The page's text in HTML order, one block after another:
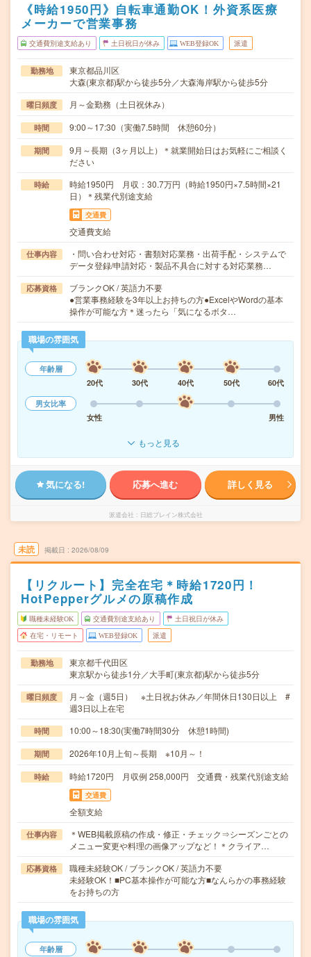
《時給1950円》自転車通勤OK！外資系医療
メーカーで営業事務
交通費別途支給あり 土日祝日が休み WEB登録OK 派遣
勤務地
東京都品川区
大森(東京都)駅から徒歩5分／大森海岸駅から徒歩5分
曜日頻度 月～金勤務（土日祝休み）
時間 9:00～17:30（実働7.5時間 休憩60分）
期間
9月～長期（3ヶ月以上）＊就業開始日はお気軽にご相談く
ださい
時給
時給1950円 月収：30.7万円（時給1950円×7.5時間×21
日）＊残業代別途支給
交通費
交通費支給
仕事内容
・問い合わせ対応・書類対応業務・出荷手配・システムで
データ登録/申請対応・製品不具合に対する対応業務…
応募資格
ブランクOK / 英語力不要
●営業事務経験を3年以上お持ちの方●ExcelやWordの基本
操作が可能な方＊迷ったら「気になるボタ…
職場の雰囲気
年齢層
20代
30代 40代 50代
60代
男女比率
女性
男性
もっと見る
気になる! 応募へ進む 詳しく見る
派遣会社 日総ブレイン株式会社
未読 掲載日 2026/08/09
【リクルート】完全在宅＊時給1720円！
HotPepperグルメの原稿作成
職種未経験OK 交通費別途支給あり 土日祝日が休み
在宅・リモート WEB登録OK 派遣
勤務地
東京都千代田区
東京駅から徒歩1分／大手町(東京都)駅から徒歩5分
曜日頻度
月～金（週5日） ※土日祝お休み／年間休日130日以上 #
週3日以上在宅
時間 10:00～18:30(実働7時間30分 休憩1時間)
期間 2026年10月上旬～長期 ※10月～！
時給 時給1720円 月収例 258,000円 交通費・残業代別途支給
交通費
全額支給
仕事内容
＊WEB掲載原稿の作成・修正・チェック⇒シーズンごとの
メニュー変更や料理の画像アップなど！＊クライア…
応募資格
職種未経験OK / ブランクOK / 英語力不要
未経験OK！■PC基本操作が可能な方■なんらかの事務経験
をお持ちの方
職場の雰囲気
年齢層